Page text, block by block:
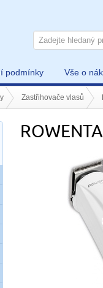
podmínky Vše o
Zastřihovače vlasů